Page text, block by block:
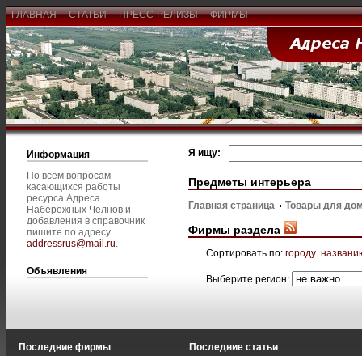
ГЛАВНАЯ СТАТЬИ ПРЕСС-РЕЛИЗЫ ФИРМЫ
Информация
По всем вопросам
касающихся работы
ресурса Адреса
Набережных Челнов и
добавления в справочник
пишите по адресу
addressrus@mail.ru.
Объявления
Я ищу:
Предметы интерьера
Главная страница Товары для
Фирмы раздела
Сортировать по: городу
Выберите регион:
Последние фирмы Последние статьи